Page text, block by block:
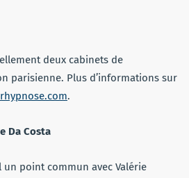
deux cabinets de
parisienne. Plus d’informations sur
.
Da Costa
point commun avec Valérie